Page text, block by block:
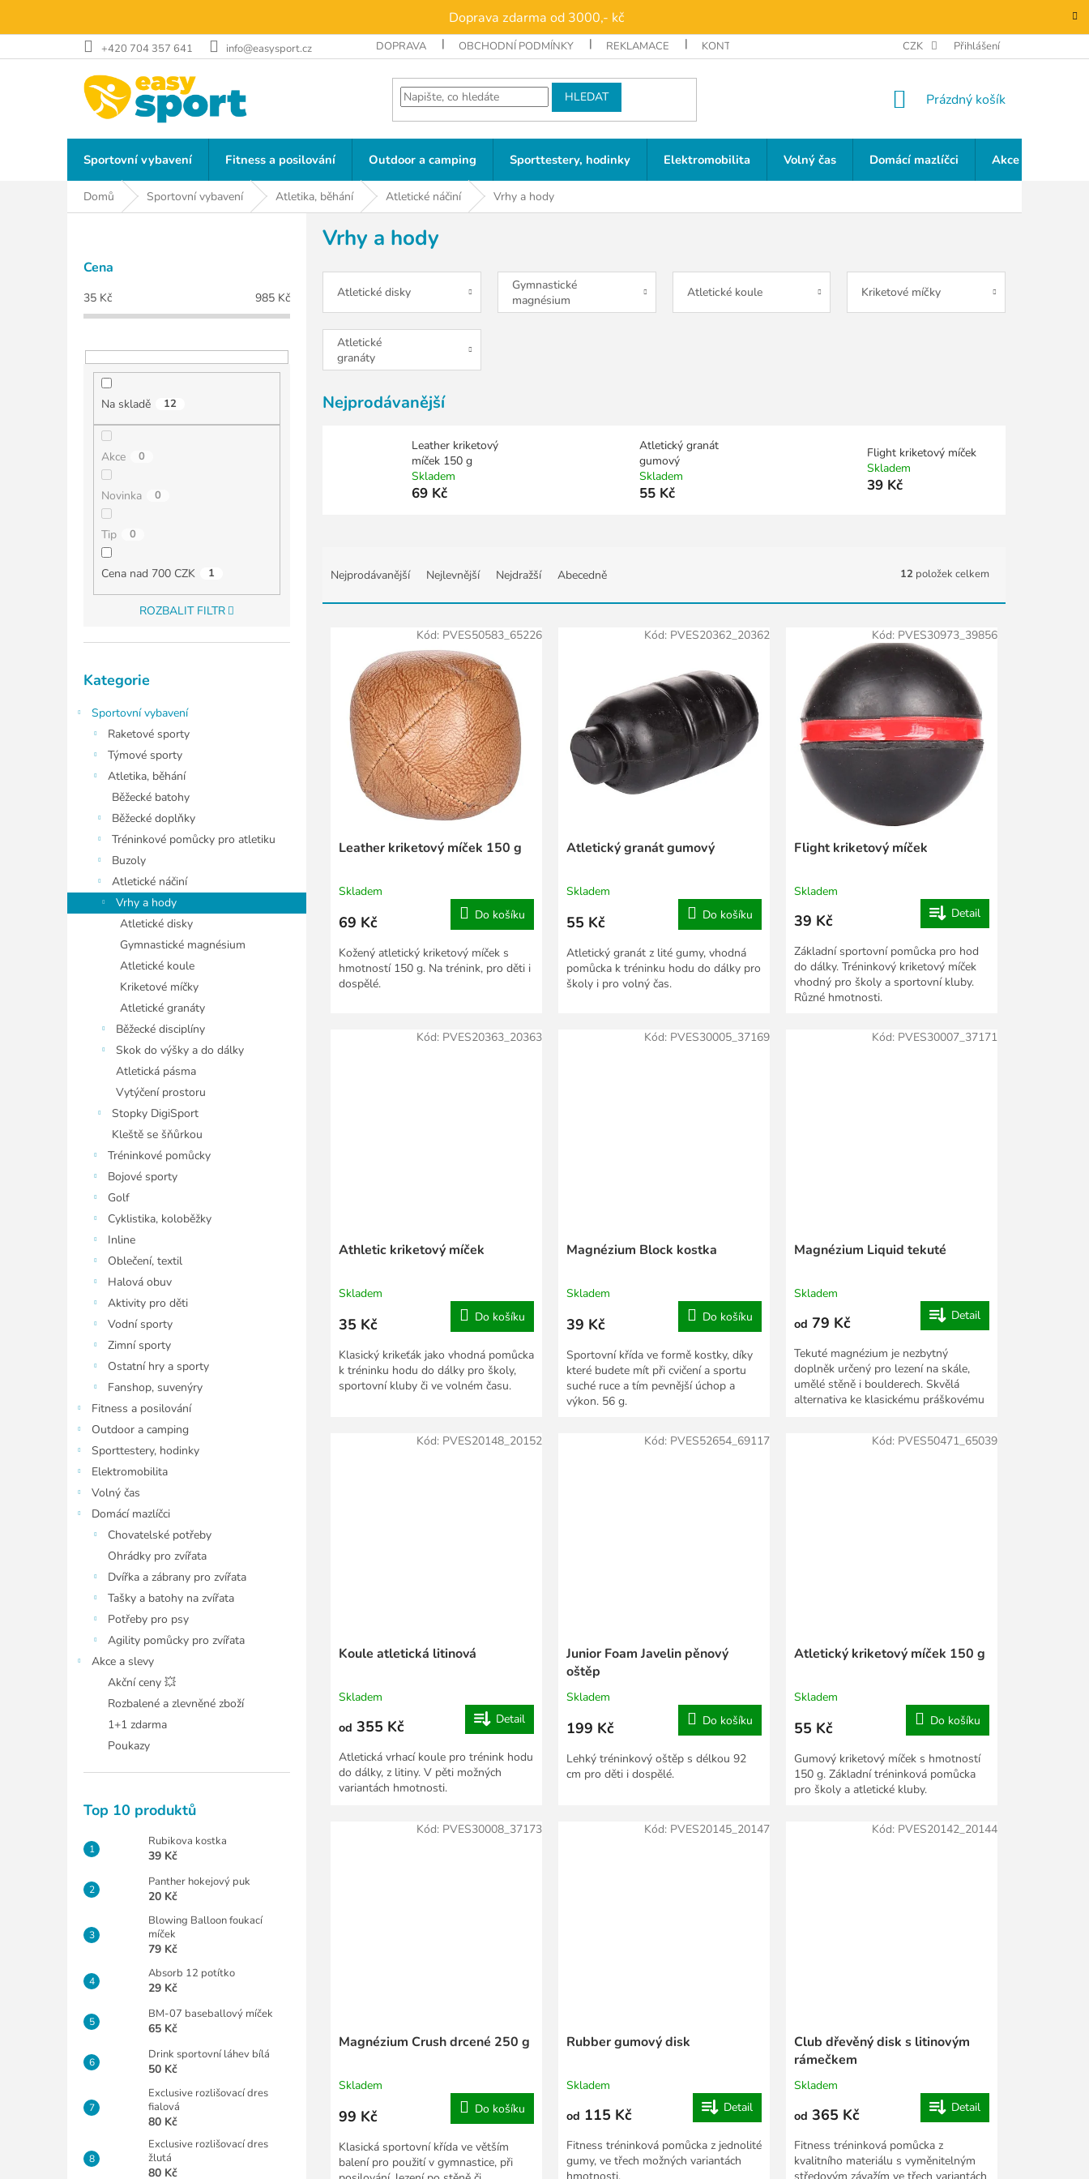
obsah
Doprava zdarma od 3000,- kč
+420 704 357 641 info@easysport.cz DOPRAVA OBCHODNÍ PODMÍNKY REKLAMACE KONTAKTY CZK Přihlášení
HLEDAT
NÁKUPNÍ
Prázdný košík
Sportovní vybavení Fitness a posilování Outdoor a camping Sporttestery, hodinky Elektromobilita Volný čas Domácí mazlíčci Akce a slevy
Domů Sportovní vybavení Atletika, běhání Atletické náčiní Vrhy a hody
P
Cena
35 Kč 985 Kč
Na skladě 12
Akce 0
Novinka 0
Tip 0
Cena nad 700 CZK 1
ROZBALIT FILTR
kategorie
Kategorie
Sportovní vybavení
Raketové sporty
Týmové sporty
Atletika, běhání
Běžecké batohy
Běžecké doplňky
Tréninkové pomůcky pro atletiku
Buzoly
Atletické náčiní
Vrhy a hody
Atletické disky
Gymnastické magnésium
Atletické koule
Kriketové míčky
Atletické granáty
Běžecké disciplíny
Skok do výšky a do dálky
Atletická pásma
Vytýčení prostoru
Stopky DigiSport
Kleště se šňůrkou
Tréninkové pomůcky
Bojové sporty
Golf
Cyklistika, koloběžky
Inline
Oblečení, textil
Halová obuv
Aktivity pro děti
Vodní sporty
Zimní sporty
Ostatní hry a sporty
Fanshop, suvenýry
Fitness a posilování
Outdoor a camping
Sporttestery, hodinky
Elektromobilita
Volný čas
Domácí mazlíčci
Chovatelské potřeby
Ohrádky pro zvířata
Dvířka a zábrany pro zvířata
Tašky a batohy na zvířata
Potřeby pro psy
Agility pomůcky pro zvířata
Akce a slevy
Akční ceny 💥
Rozbalené a zlevněné zboží
1+1 zdarma
Poukazy
Top 10 produktů
Rubikova kostka
39 Kč
Panther hokejový puk
20 Kč
Blowing Balloon foukací
míček
79 Kč
Absorb 12 potítko
29 Kč
BM-07 baseballový míček
65 Kč
Drink sportovní láhev bílá
50 Kč
Exclusive rozlišovací dres
fialová
80 Kč
Exclusive rozlišovací dres
žlutá
80 Kč
Vrhy a hody
Atletické disky
Gymnastické
magnésium
Atletické koule Kriketové míčky
Atletické
granáty
Nejprodávanější
Leather kriketový
míček 150 g
Skladem
69 Kč
Atletický granát
gumový
Skladem
55 Kč
Flight kriketový míček
Skladem
39 Kč
e
Nejprodávanější Nejlevnější Nejdražší Abecedně 12 položek celkem
Leather kriketový míček 150 g
Skladem
69 Kč Do košíku
Kožený atletický kriketový míček s
hmotností 150 g. Na trénink, pro děti i
dospělé.
Kód: PVES50583_65226
Atletický granát gumový
Skladem
55 Kč Do košíku
Atletický granát z lité gumy, vhodná
pomůcka k tréninku hodu do dálky pro
školy i pro volný čas.
Kód: PVES20362_20362
Flight kriketový míček
Skladem
39 Kč Detail
Základní sportovní pomůcka pro hod
do dálky. Tréninkový kriketový míček
vhodný pro školy a sportovní kluby.
Různé hmotnosti.
Kód: PVES30973_39856
Athletic kriketový míček
Skladem
35 Kč Do košíku
Klasický krikeťák jako vhodná pomůcka
k tréninku hodu do dálky pro školy,
sportovní kluby či ve volném času.
Kód: PVES20363_20363
Magnézium Block kostka
Skladem
39 Kč Do košíku
Sportovní křída ve formě kostky, díky
které budete mít při cvičení a sportu
suché ruce a tím pevnější úchop a
výkon. 56 g.
Kód: PVES30005_37169
Magnézium Liquid tekuté
Skladem
od 79 Kč Detail
Tekuté magnézium je nezbytný
doplněk určený pro lezení na skále,
umělé stěně i boulderech. Skvělá
alternativa ke klasickému práškovému
Kód: PVES30007_37171
Koule atletická litinová
Skladem
od 355 Kč Detail
Atletická vrhací koule pro trénink hodu
do dálky, z litiny. V pěti možných
variantách hmotnosti.
Kód: PVES20148_20152
Junior Foam Javelin pěnový
oštěp
Skladem
199 Kč Do košíku
Lehký tréninkový oštěp s délkou 92
cm pro děti i dospělé.
Kód: PVES52654_69117
Atletický kriketový míček 150 g
Skladem
55 Kč Do košíku
Gumový kriketový míček s hmotností
150 g. Základní tréninková pomůcka
pro školy a atletické kluby.
Kód: PVES50471_65039
Magnézium Crush drcené 250 g
Skladem
99 Kč Do košíku
Klasická sportovní křída ve větším
balení pro použití v gymnastice, při
Kód: PVES30008_37173
Rubber gumový disk
Skladem
od 115 Kč Detail
Fitness tréninková pomůcka z jednolité
gumy, ve třech možných variantách
Kód: PVES20145_20147
Club dřevěný disk s litinovým
rámečkem
Skladem
od 365 Kč Detail
Fitness tréninková pomůcka z
kvalitního materiálu s vyměnitelným
Kód: PVES20142_20144